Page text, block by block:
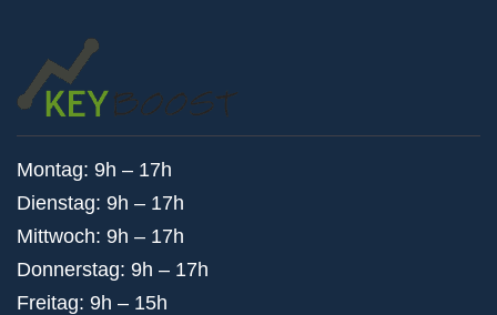
Montag: 9h – 17h
Dienstag: 9h – 17h
Mittwoch: 9h – 17h
Donnerstag: 9h – 17h
Freitag: 9h – 15h